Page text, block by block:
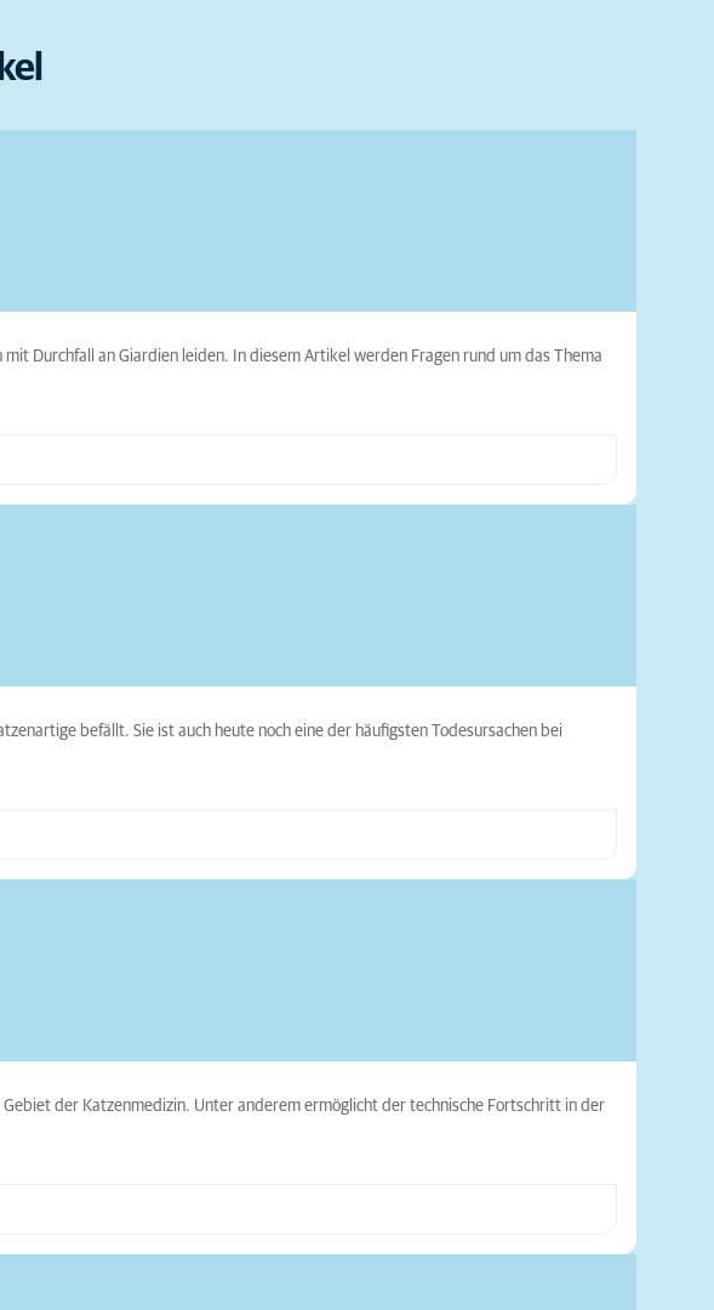
Durchfall an Giardien leiden. In diesem Artikel werden Fragen rund um das Thema
befällt. Sie ist auch heute noch eine der häufigsten Todesursachen bei
der Katzenmedizin. Unter anderem ermöglicht der technische Fortschritt in der